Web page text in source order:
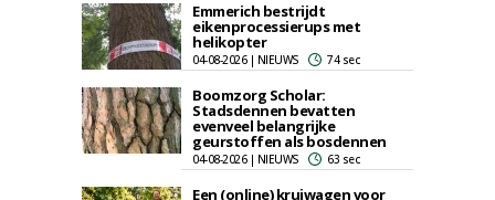
Emmerich bestrijdt
eikenprocessierups met
helikopter
04-08-2026 | NIEUWS 74 sec
Boomzorg Scholar:
Stadsdennen bevatten
evenveel belangrijke
geurstoffen als bosdennen
04-08-2026 | NIEUWS 63 sec
Een (online) kruiwagen voor